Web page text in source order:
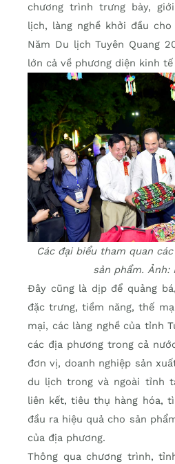
chương trình trưng bày,
lịch, làng nghề khởi đầu
Năm Du lịch Tuyên Quang
lớn cả về phương diện kinh
Các đại biểu tham quan
sản phẩm. Ảnh:
Đây cũng là dịp để quảng
đặc trưng, tiềm năng, thế
mại, các làng nghề của tỉnh
các địa phương trong cả
đơn vị, doanh nghiệp sản
du lịch trong và ngoài tỉnh
liên kết, tiêu thụ hàng hóa,
đầu ra hiệu quả cho sản
của địa phương.
Thông qua chương trình,